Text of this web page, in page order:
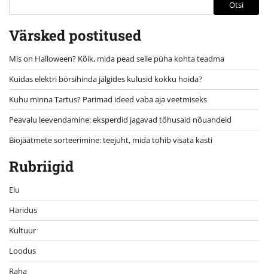
Otsi
Värsked postitused
Mis on Halloween? Kõik, mida pead selle püha kohta teadma
Kuidas elektri börsihinda jälgides kulusid kokku hoida?
Kuhu minna Tartus? Parimad ideed vaba aja veetmiseks
Peavalu leevendamine: eksperdid jagavad tõhusaid nõuandeid
Biojäätmete sorteerimine: teejuht, mida tohib visata kasti
Rubriigid
Elu
Haridus
Kultuur
Loodus
Raha